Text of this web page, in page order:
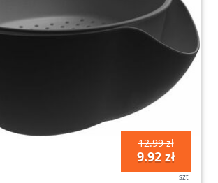
12.99 zł
9.92 zł
szt